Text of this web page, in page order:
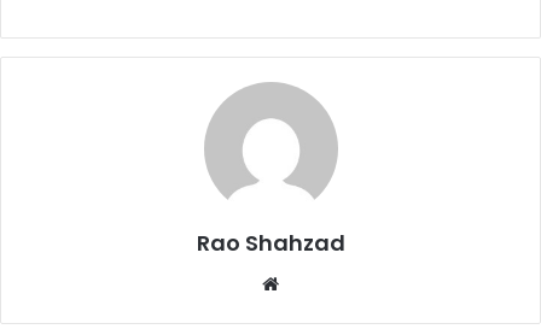
Rao Shahzad
Website